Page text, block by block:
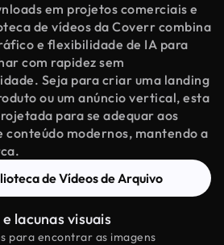
em projetos comerciais e
de vídeos da Coverr combina
e flexibilidade de IA para
com rapidez sem
Seja para criar uma landing
ou um anúncio vertical, esta
para se adequar aos
conteúdo modernos, mantendo a
de Vídeos de Arquivo
lacunas visuais
para encontrar as imagens